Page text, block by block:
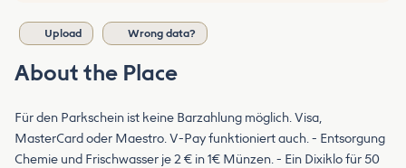
Upload Wrong data?
About the Place
Für den Parkschein ist keine Barzahlung möglich. Visa,
MasterCard oder Maestro. V-Pay funktioniert auch. - Entsorgung
Chemie und Frischwasser je 2 € in 1€ Münzen. - Ein Dixiklo für 50